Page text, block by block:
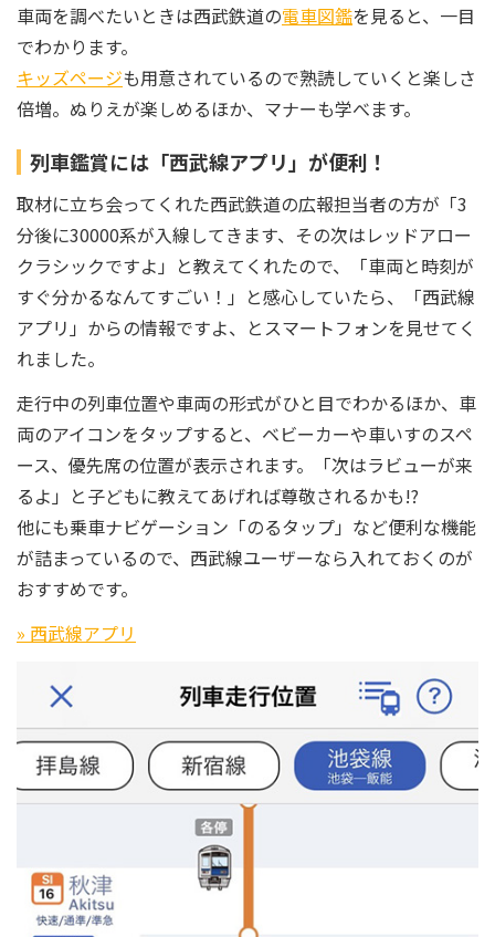
車両を調べたいときは西武鉄道の電車図鑑を見ると、一目
でわかります。
キッズページも用意されているので熟読していくと楽しさ
倍増。ぬりえが楽しめるほか、マナーも学べます。
列車鑑賞には「西武線アプリ」が便利！
取材に立ち会ってくれた西武鉄道の広報担当者の方が「3
分後に30000系が入線してきます、その次はレッドアロー
クラシックですよ」と教えてくれたので、「車両と時刻が
すぐ分かるなんてすごい！」と感心していたら、「西武線
アプリ」からの情報ですよ、とスマートフォンを見せてく
れました。
走行中の列車位置や車両の形式がひと目でわかるほか、車
両のアイコンをタップすると、ベビーカーや車いすのスペ
ース、優先席の位置が表示されます。「次はラビューが来
るよ」と子どもに教えてあげれば尊敬されるかも!?
他にも乗車ナビゲーション「のるタップ」など便利な機能
が詰まっているので、西武線ユーザーなら入れておくのが
おすすめです。
» 西武線アプリ